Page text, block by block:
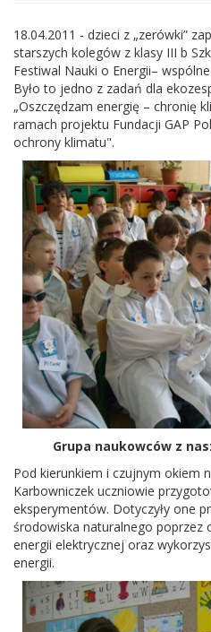
18.04.2011 - dzieci z „zerówki”
starszych kolegów z klasy III b
Festiwal Nauki o Energii–
Było to jedno z zadań dla
„Oszczędzam energię – chronię
ramach projektu Fundacji GAP
ochrony klimatu".
Grupa naukowców z
Pod kierunkiem i czujnym okiem
Karbowniczek uczniowie
eksperymentów. Dotyczyły one
środowiska naturalnego poprzez
energii elektrycznej oraz
energii.